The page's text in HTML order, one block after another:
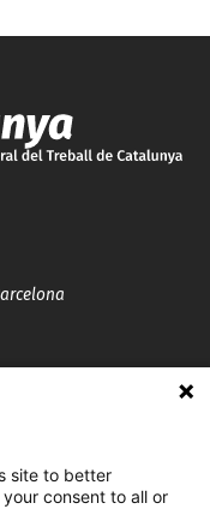
site to better
consent to all or